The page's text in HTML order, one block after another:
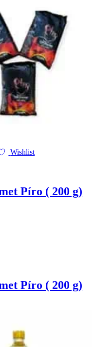
Wishlist
Píro ( 200 g)
Píro ( 200 g)